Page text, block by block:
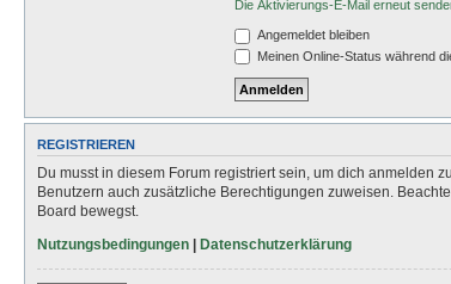
Die Aktivierungs-E-Mail erneut
Angemeldet bleiben
Meinen Online-Status während
REGISTRIEREN
Du musst in diesem Forum registriert sein, um dich anmelden
Benutzern auch zusätzliche Berechtigungen zuweisen.
Board bewegst.
Nutzungsbedingungen | Datenschutzerklärung